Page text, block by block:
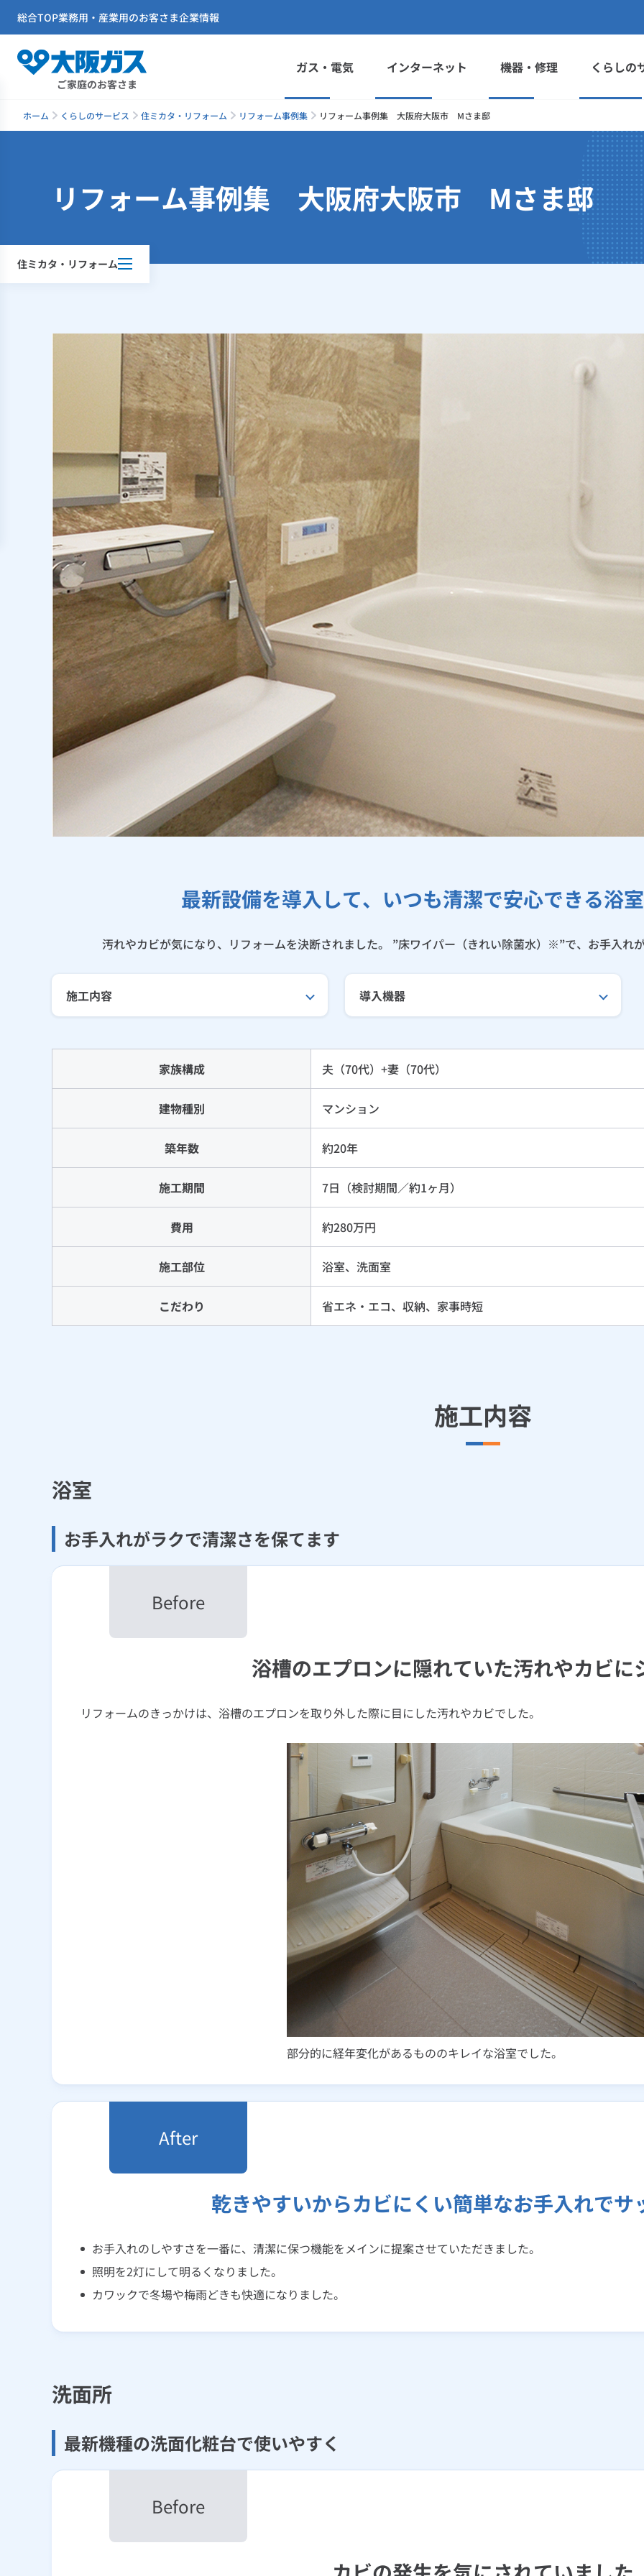
ご家庭のお客さま
ガス・電気 インターネット 機器・修理 くらしの
総合TOP業務用・産業用のお客さま企業情報
ホーム くらしのサービス 住ミカタ・リフォーム リフォーム事例集 リフォーム事例集 大阪府大阪市 Mさま邸
住ミカタ・リフォーム
リフォーム事例集 大阪府大阪市 Mさま邸
最新設備を導入して、いつも清潔で安心できる浴
汚れやカビが気になり、リフォームを決断されました。 ”床ワイパー（きれい除菌水）※”で、お手入れ
施工内容 導入機器
家族構成 夫（70代）+妻（70代）
建物種別 マンション
築年数 約20年
施工期間 7日（検討期間／約1ヶ月）
費用 約280万円
施工部位 浴室、洗面室
こだわり 省エネ・エコ、収納、家事時短
施工内容
浴室
お手入れがラクで清潔さを保てます
浴槽のエプロンに隠れていた汚れやカビに
リフォームのきっかけは、浴槽のエプロンを取り外した際に目にした汚れやカビでした。
部分的に経年変化があるもののキレイな浴室でした。
乾きやすいからカビにくい簡単なお手入れでサ
お手入れのしやすさを一番に、清潔に保つ機能をメインに提案させていただきました。
照明を2灯にして明るくなりました。
カワックで冬場や梅雨どきも快適になりました。
洗面所
最新機種の洗面化粧台で使いやすく